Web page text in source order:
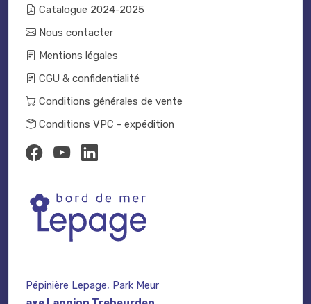
Catalogue 2024-2025
Nous contacter
Mentions légales
CGU & confidentialité
Conditions générales de vente
Conditions VPC - expédition
Pépinière Lepage, Park Meur